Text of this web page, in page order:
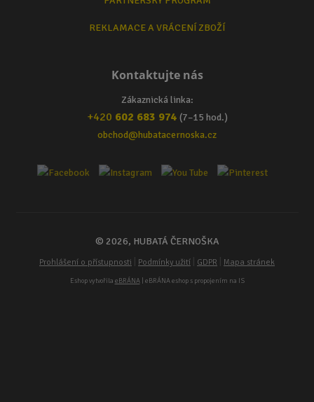
REKLAMACE A VRÁCENÍ ZBOŽÍ
Kontaktujte nás
Zákaznická linka:
+420 602 683 974 (7–15 hod.)
obchod@hubatacernoska.cz
© 2026, HUBATÁ ČERNOŠKA
Prohlášení o přístupnosti Podmínky užití GDPR Mapa stránek
Eshop vytvořila eBRÁNA| eBRÁNA eshop s propojením na IS